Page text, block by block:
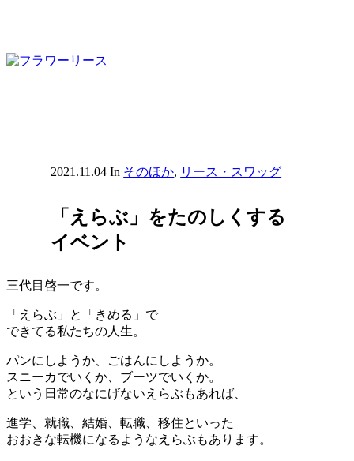
2021.11.04 In そのほか, リース・スワッグ
「えらぶ」をたのしくする
イベント
三代目啓一です。
「えらぶ」と「きめる」で
できてる私たちの人生。
パンにしようか、ごはんにしようか。
スニーカでいくか、ブーツでいくか。
という日常のなにげないえらぶもあれば、
進学、就職、結婚、転職、移住といった
おおきな転機になるようなえらぶもあります。